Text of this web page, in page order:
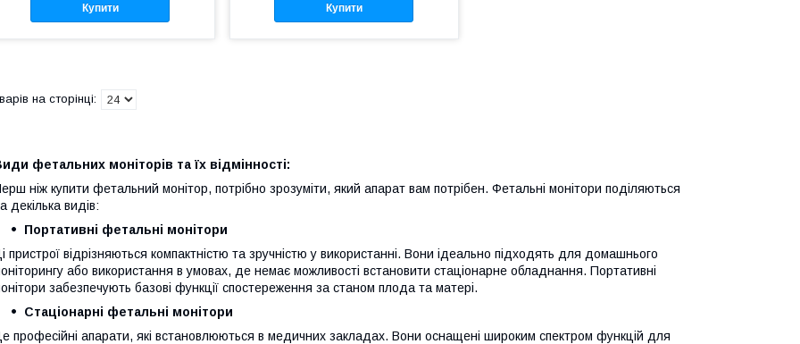
Купити Купити
фетальних моніторів та їх відмінності:
ніж купити фетальний монітор, потрібно зрозуміти, який апарат вам потрібен. Фетальні монітори поділяються
декілька видів:
Портативні фетальні монітори
пристрої відрізняються компактністю та зручністю у використанні. Вони ідеально підходять для домашнього
або використання в умовах, де немає можливості встановити стаціонарне обладнання. Портативні
забезпечують базові функції спостереження за станом плода та матері.
Стаціонарні фетальні монітори
професійні апарати, які встановлюються в медичних закладах. Вони оснащені широким спектром функцій для